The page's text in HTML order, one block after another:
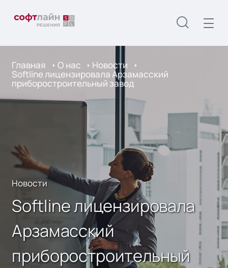
Главная О нас Новости
Softline лицензировала Арзамасский
приборостроительный завод
Новости
Softline лицензировала
Арзамасский
приборостроительный